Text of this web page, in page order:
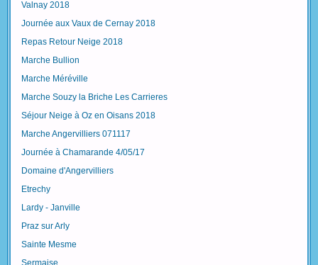
Valnay 2018
Journée aux Vaux de Cernay 2018
Repas Retour Neige 2018
Marche Bullion
Marche Méréville
Marche Souzy la Briche Les Carrieres
Séjour Neige à Oz en Oisans 2018
Marche Angervilliers 071117
Journée à Chamarande 4/05/17
Domaine d'Angervilliers
Etrechy
Lardy - Janville
Praz sur Arly
Sainte Mesme
Sermaise